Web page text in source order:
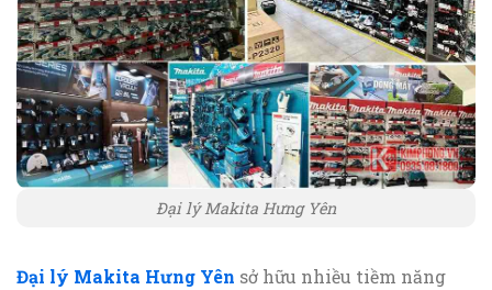
Đại lý Makita Hưng Yên
Đại lý Makita Hưng Yên sở hữu nhiều tiềm năng